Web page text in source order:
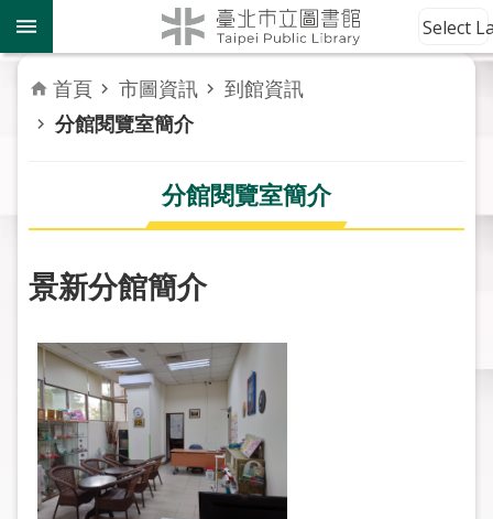
跳到主要內容區塊
到
館
資
訊
務
活
報
導
關
於
市
圖
Select
首頁 市圖資訊
到館資訊
分館閱覽室簡介
分館閱覽室簡介
景新分館簡介